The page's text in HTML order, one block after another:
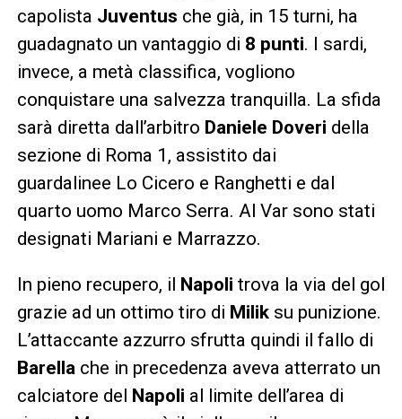
capolista Juventus che già, in 15 turni, ha
guadagnato un vantaggio di 8 punti. I sardi,
invece, a metà classifica, vogliono
conquistare una salvezza tranquilla. La sfida
sarà diretta dall’arbitro Daniele Doveri della
sezione di Roma 1, assistito dai
guardalinee Lo Cicero e Ranghetti e dal
quarto uomo Marco Serra. Al Var sono stati
designati Mariani e Marrazzo.
In pieno recupero, il Napoli trova la via del gol
grazie ad un ottimo tiro di Miliksu punizione.
L’attaccante azzurro sfrutta quindi il fallo di
Barellache in precedenza aveva atterrato un
calciatore del
Napoli al limite dell’area di